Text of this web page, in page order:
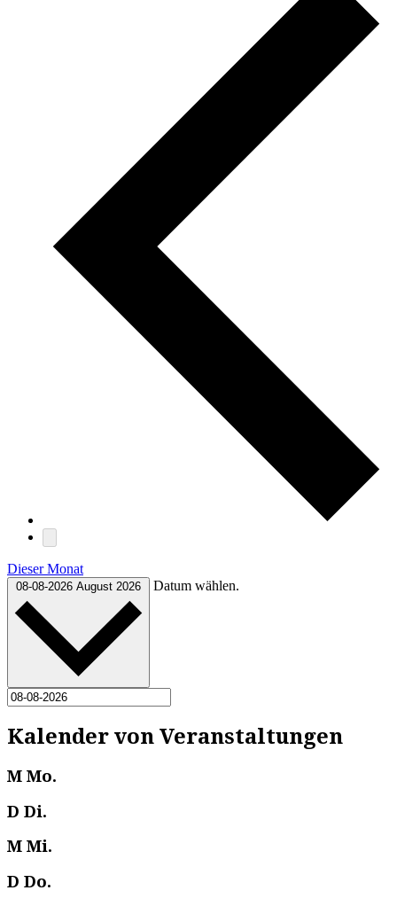
Dieser Monat
08-08-2026 August 2026 Datum wählen.
Kalender von Veranstaltungen
M Mo.
D Di.
M Mi.
D Do.